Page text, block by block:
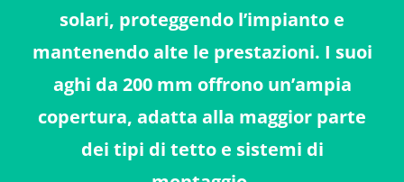
solari, proteggendo l’impianto e
mantenendo alte le prestazioni. I suoi
aghi da 200 mm offrono un’ampia
copertura, adatta alla maggior parte
dei tipi di tetto e sistemi di